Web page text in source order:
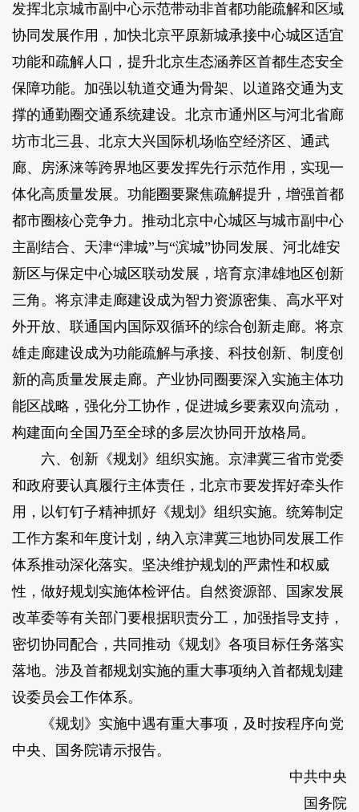
发挥北京城市副中心示范带动非首都功能疏解和区域
协同发展作用，加快北京平原新城承接中心城区适宜
功能和疏解人口，提升北京生态涵养区首都生态安全
保障功能。加强以轨道交通为骨架、以道路交通为支
撑的通勤圈交通系统建设。北京市通州区与河北省廊
坊市北三县、北京大兴国际机场临空经济区、通武
廊、房涿涞等跨界地区要发挥先行示范作用，实现一
体化高质量发展。功能圈要聚焦疏解提升，增强首都
都市圈核心竞争力。推动北京中心城区与城市副中心
主副结合、天津“津城”与“滨城”协同发展、河北雄安
新区与保定中心城区联动发展，培育京津雄地区创新
三角。将京津走廊建设成为智力资源密集、高水平对
外开放、联通国内国际双循环的综合创新走廊。将京
雄走廊建设成为功能疏解与承接、科技创新、制度创
新的高质量发展走廊。产业协同圈要深入实施主体功
能区战略，强化分工协作，促进城乡要素双向流动，
构建面向全国乃至全球的多层次协同开放格局。
六、创新《规划》组织实施。京津冀三省市党委
和政府要认真履行主体责任，北京市要发挥好牵头作
用，以钉钉子精神抓好《规划》组织实施。统筹制定
工作方案和年度计划，纳入京津冀三地协同发展工作
体系推动深化落实。坚决维护规划的严肃性和权威
性，做好规划实施体检评估。自然资源部、国家发展
改革委等有关部门要根据职责分工，加强指导支持，
密切协同配合，共同推动《规划》各项目标任务落实
落地。涉及首都规划实施的重大事项纳入首都规划建
设委员会工作体系。
《规划》实施中遇有重大事项，及时按程序向党
中央、国务院请示报告。
中共中央
国务院